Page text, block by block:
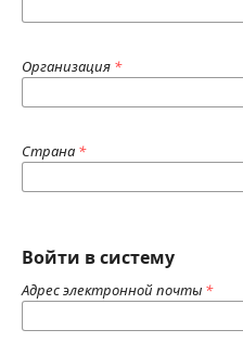
Организация *
Страна *
Войти в систему
Адрес электронной почты *